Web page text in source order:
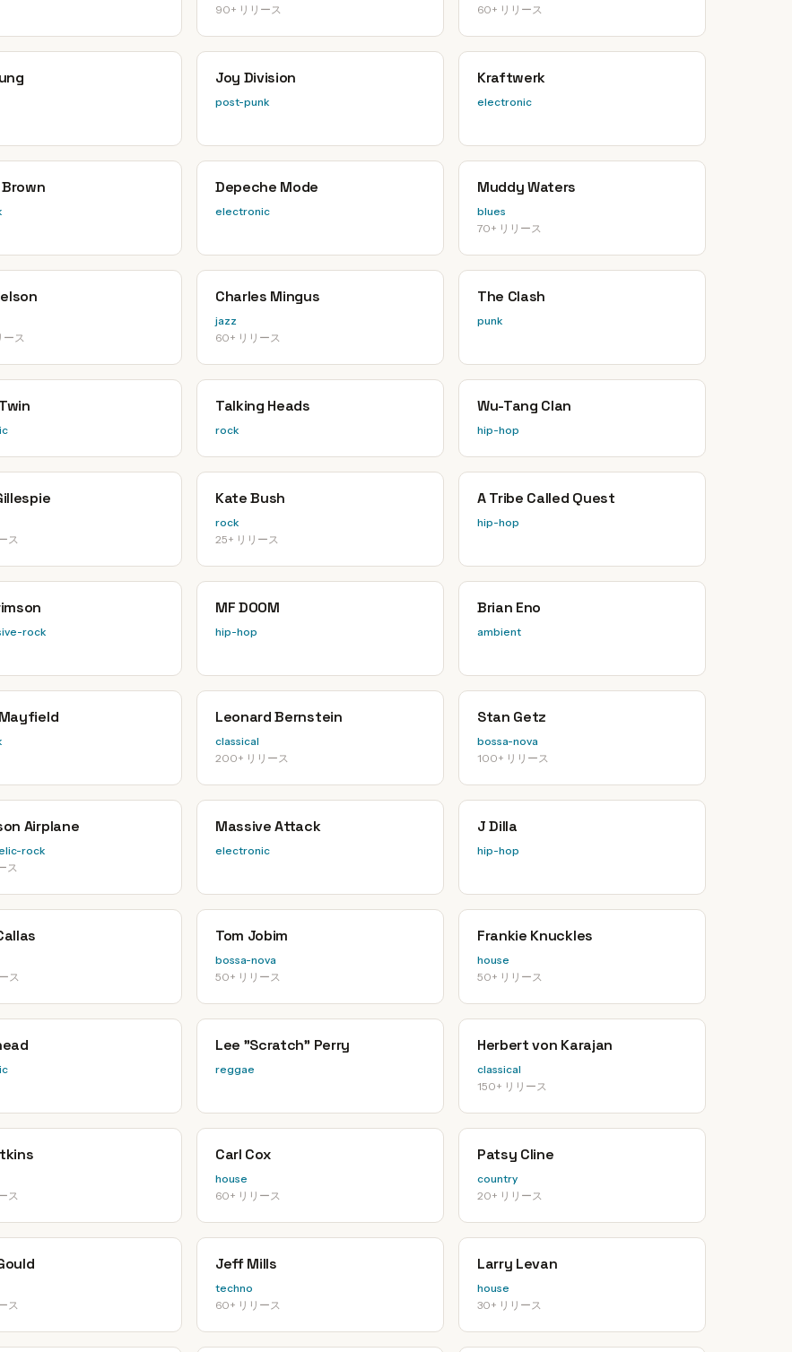
90+ リリース
60+ リリース
Joy Division
post-punk
Kraftwerk
electronic
Depeche Mode
electronic
Muddy Waters
blues
70+ リリース
ース
Charles Mingus
jazz
60+ リリース
The Clash
punk
Talking Heads
rock
Wu-Tang Clan
hip-hop
ス
Kate Bush
rock
25+ リリース
A Tribe Called Quest
hip-hop
rock
MF DOOM
hip-hop
Brian Eno
ambient
Leonard Bernstein
classical
200+ リリース
Stan Getz
bossa-nova
100+ リリース
Airplane
rock
ス
Massive Attack
electronic
J Dilla
hip-hop
ス
Tom Jobim
bossa-nova
50+ リリース
Frankie Knuckles
house
50+ リリース
Lee "Scratch" Perry
reggae
Herbert von Karajan
classical
150+ リリース
ス
Carl Cox
house
60+ リリース
Patsy Cline
country
20+ リリース
ス
Jeff Mills
techno
60+ リリース
Larry Levan
house
30+ リリース